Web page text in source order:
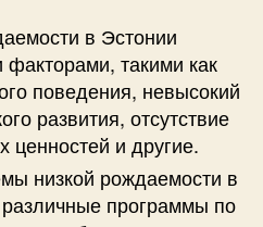
в Эстонии
такими как
поведения, невысокий
развития, отсутствие
ценностей и другие.
низкой рождаемости в
программы по